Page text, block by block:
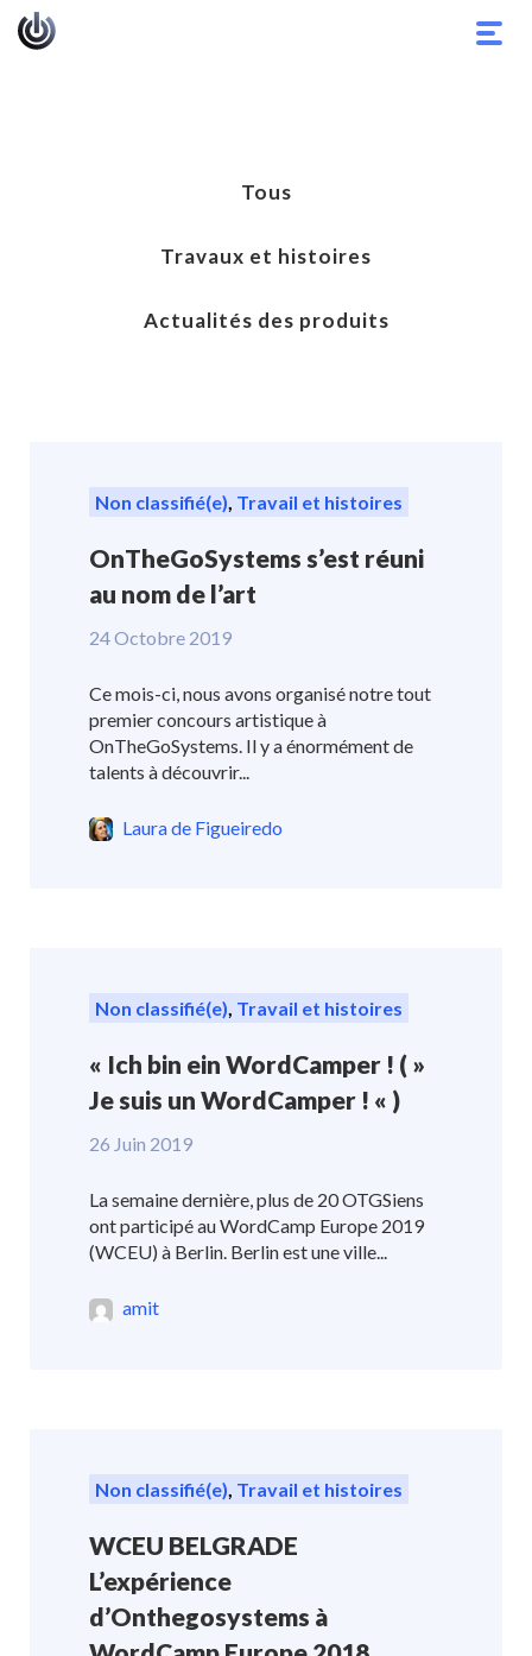
Tous
Travaux et histoires
Actualités des produits
Non classifié(e), Travail et histoires
OnTheGoSystems s’est réuni
au nom de l’art
24 Octobre 2019
Ce mois-ci, nous avons organisé notre tout
premier concours artistique à
OnTheGoSystems. Il y a énormément de
talents à découvrir...
Laura de Figueiredo
Non classifié(e), Travail et histoires
« Ich bin ein WordCamper ! ( »
Je suis un WordCamper ! « )
26 Juin 2019
La semaine dernière, plus de 20 OTGSiens
ont participé au WordCamp Europe 2019
(WCEU) à Berlin. Berlin est une ville...
amit
Non classifié(e), Travail et histoires
WCEU BELGRADE
L’expérience
d’Onthegosystems à